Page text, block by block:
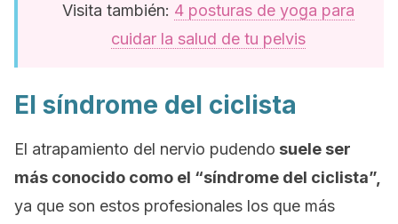
Visita también: 4 posturas de yoga para
cuidar la salud de tu pelvis
El síndrome del ciclista
El atrapamiento del nervio pudendo suele ser
más conocido como el “síndrome del ciclista”,
ya que son estos profesionales los que más